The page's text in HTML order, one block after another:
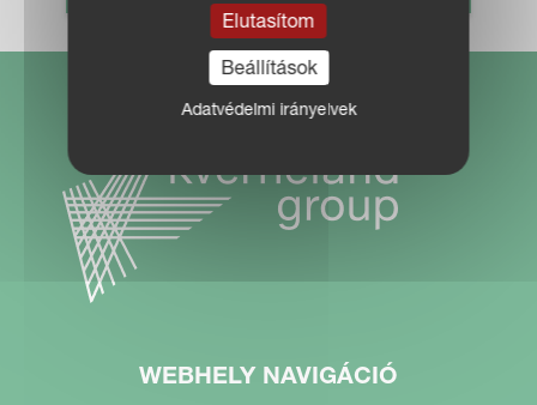
WEBHELY NAVIGÁCIÓ
Elutasítom
Beállítások
Adatvédelmi irányelvek